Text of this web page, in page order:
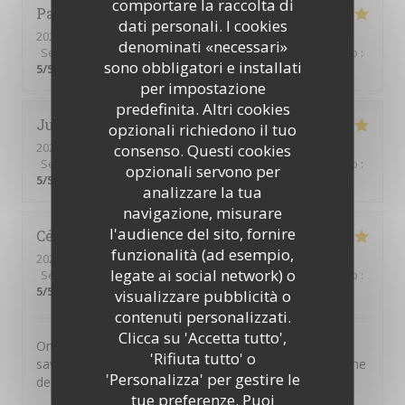
dati personali. I cookies
denominati «necessari»
sono obbligatori e installati
per impostazione
predefinita. Altri cookies
opzionali richiedono il tuo
consenso. Questi cookies
opzionali servono per
analizzare la tua
navigazione, misurare
l'audience del sito, fornire
funzionalità (ad esempio,
legate ai social network) o
visualizzare pubblicità o
contenuti personalizzati.
Clicca su 'Accetta tutto',
'Rifiuta tutto' o
'Personalizza' per gestire le
tue preferenze. Puoi
Patrick
2026-07-10
- 19:45 - Ospiti 2
Servizio
Atmosfera: 5/5 Cucina:5/5 Qualità / Prezzo :
5/5
Julien
2026-07-11
- 20:00 - Ospiti 2
Servizio
Atmosfera 5/5 Qualità / Prezzo :
5/5
Cécile
2026-07-01
- 20:30 - Ospiti 4
Servizio
Atmosfera :5/5 Cucina:5/5 Qualità / Prezzo :
5/5
On n'est jamais déçu chez Chéri-Chérie. Des plats
savoureux, un service par des personnes adorables. Une
de mes adresses préférées.